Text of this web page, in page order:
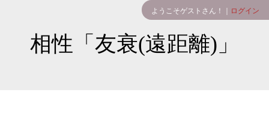
ようこそゲストさん！｜ ログイン
相性「友衰(遠距離)」